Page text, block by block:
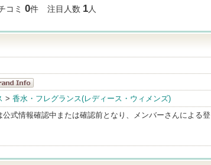
コミ 0件 注目人数 1人
ベール・ピ
> 香水・フレグランス(レディース・ウィメンズ)
公式情報確認中または確認前となり、メンバーさんによる登